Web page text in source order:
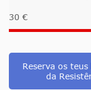
30 €
Reserva os
da